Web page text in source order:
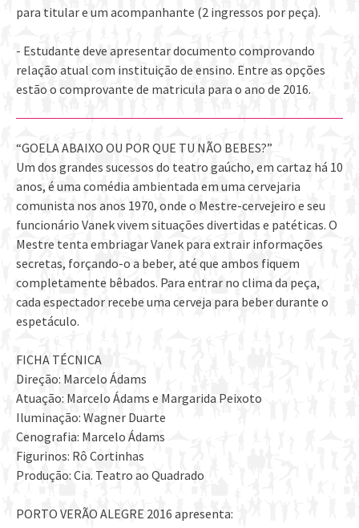
para titular e um acompanhante (2 ingressos por peça).
- Estudante deve apresentar documento comprovando
relação atual com instituição de ensino. Entre as opções
estão o comprovante de matricula para o ano de 2016.
“GOELA ABAIXO OU POR QUE TU NÃO BEBES?”
Um dos grandes sucessos do teatro gaúcho, em cartaz há 10
anos, é uma comédia ambientada em uma cervejaria
comunista nos anos 1970, onde o Mestre-cervejeiro e seu
funcionário Vanek vivem situações divertidas e patéticas. O
Mestre tenta embriagar Vanek para extrair informações
secretas, forçando-o a beber, até que ambos fiquem
completamente bêbados. Para entrar no clima da peça,
cada espectador recebe uma cerveja para beber durante o
espetáculo.
FICHA TÉCNICA
Direção: Marcelo Ádams
Atuação: Marcelo Ádams e Margarida Peixoto
Iluminação: Wagner Duarte
Cenografia: Marcelo Ádams
Figurinos: Rô Cortinhas
Produção: Cia. Teatro ao Quadrado
PORTO VERÃO ALEGRE 2016 apresenta: